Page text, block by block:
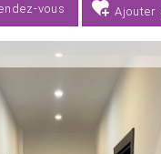
vous Ajouter